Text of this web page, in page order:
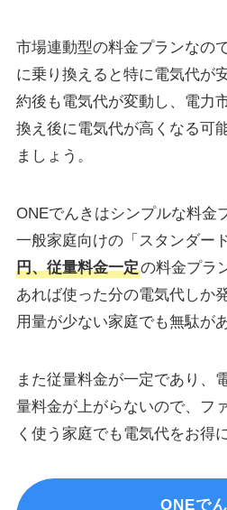
市場連動型の料金プランなの
に乗り換えると特に電気代が
約後も電気代が変動し、電力
換え後に電気代が高くなる可
ましょう。
ONEでんきはシンプルな料金
一般家庭向けの「スタンダー
円、従量料金一定の料金プラ
あれば使った分の電気代しか
用量が少ない家庭でも無駄が
また従量料金が一定であり、
量料金が上がらないので、フ
く使う家庭でも電気代をお得
ONEで